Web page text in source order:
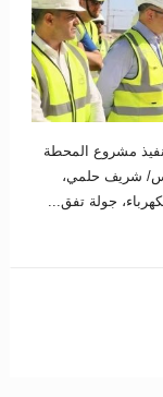
مشروع المحطة
شريف حلمي،
جولة تفق...